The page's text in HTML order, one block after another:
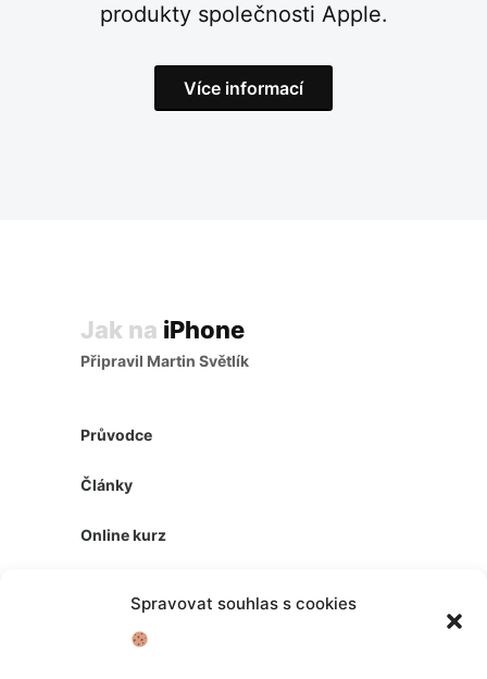
Spravovat souhlas s cookies
produkty společnosti Apple.
Více informací
Jak na iPhone
Připravil Martin Světlík
Průvodce
Články
Online kurz